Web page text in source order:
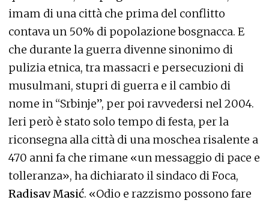
imam di una città che prima del conflitto
contava un 50% di popolazione bosgnacca. E
che durante la guerra divenne sinonimo di
pulizia etnica, tra massacri e persecuzioni di
musulmani, stupri di guerra e il cambio di
nome in “Srbinje”, per poi ravvedersi nel 2004.
Ieri però è stato solo tempo di festa, per la
riconsegna alla città di una moschea risalente a
470 anni fa che rimane «un messaggio di pace e
tolleranza», ha dichiarato il sindaco di Foca,
Radisav Masić. «Odio e razzismo possono fare